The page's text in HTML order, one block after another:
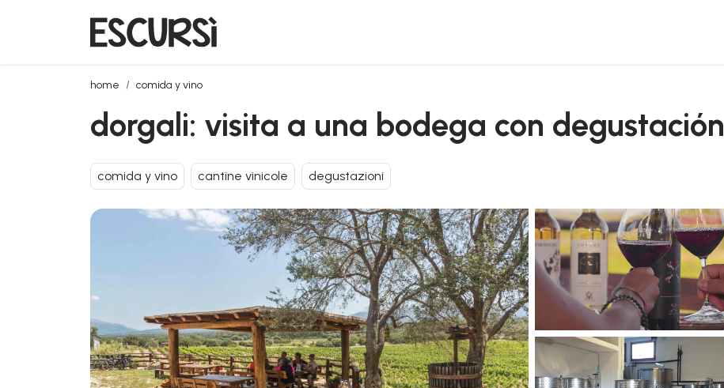
home comida y vino
dorgali: visita a una bodega con degustación
dorgali: visita a una bodega con degustación
comida y vino cantine vinicole degustazioni